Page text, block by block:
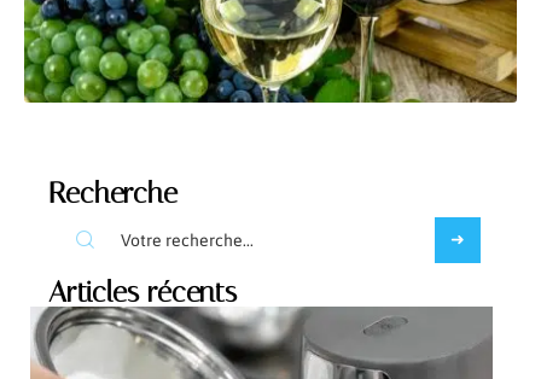
Recherche
Articles récents